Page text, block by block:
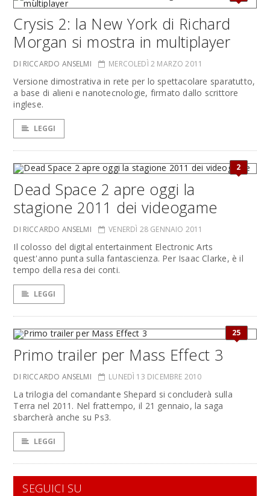
Crysis 2: la New York di Richard
Morgan si mostra in multiplayer
DI RICCARDO ANSELMI MERCOLEDÌ 2 MARZO 2011
Versione dimostrativa in rete per lo spettacolare sparatutto,
a base di alieni e nanotecnologie, firmato dallo scrittore
inglese.
LEGGI
2
Dead Space 2 apre oggi la
stagione 2011 dei videogame
DI RICCARDO ANSELMI VENERDÌ 28 GENNAIO 2011
Il colosso del digital entertainment Electronic Arts
quest'anno punta sulla fantascienza. Per Isaac Clarke, è il
tempo della resa dei conti.
LEGGI
25
Primo trailer per Mass Effect 3
DI RICCARDO ANSELMI LUNEDÌ 13 DICEMBRE 2010
La trilogia del comandante Shepard si concluderà sulla
Terra nel 2011. Nel frattempo, il 21 gennaio, la saga
sbarcherà anche su Ps3.
LEGGI
SEGUICI SU